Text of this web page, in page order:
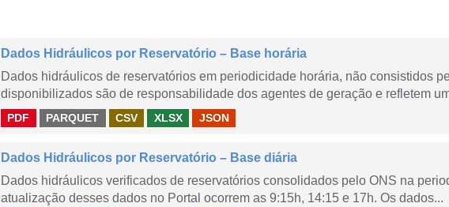
Dados Hidráulicos por Reservatório – Base horária
Dados hidráulicos de reservatórios em periodicidade horária, não consistidos
disponibilizados são de responsabilidade dos agentes de geração e refletem
PDF PARQUET CSV XLSX JSON
Dados Hidráulicos por Reservatório – Base diária
Dados hidráulicos verificados de reservatórios consolidados pelo ONS na
atualização desses dados no Portal ocorrem as 9:15h, 14:15 e 17h. Os dados...